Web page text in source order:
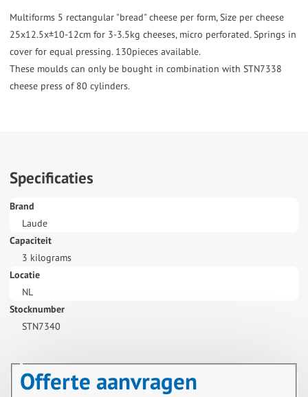
and
swipe
gestures.
Multiforms 5 rectangular "bread" cheese per form, Size per cheese
25x12.5x±10-12cm for 3-3.5kg cheeses, micro perforated. Springs in
cover for equal pressing. 130pieces available.
These moulds can only be bought in combination with STN7338
Specificaties
Brand
Laude
Capaciteit
3 kilograms
Locatie
NL
Stocknumber
STN7340
Offerte aanvragen